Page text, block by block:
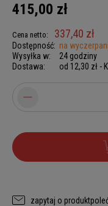
415,00 zł
Cena netto: 337,40 zł
Dostępność: na
Wysyłka w:
24 godziny
Dostawa:
od 12,30 zł -
zapytaj o produkt